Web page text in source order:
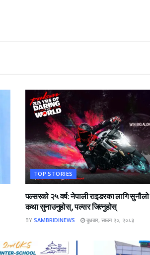
TOP STORIES
पल्सरको २५ वर्ष: नेपाली राइडरका लागि
कथा सुनाउनुहोस्, पल्सर जित्नुहोस्
BY SAMBRIDINEWS बुधबार, साउन २०, २०८३